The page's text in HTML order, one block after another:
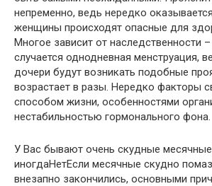
непременно, ведь нередко
женщины происходят опасные для
Многое зависит от наследственности
случается однодневная менструация,
дочери будут возникать подобные
возрастает в разы. Нередко факторы
способом жизни, особенностями
нестабильностью гормонального фона.
У Вас бывают очень скудные
иногдаНетЕсли месячные скудно
внезапно закончились, основными